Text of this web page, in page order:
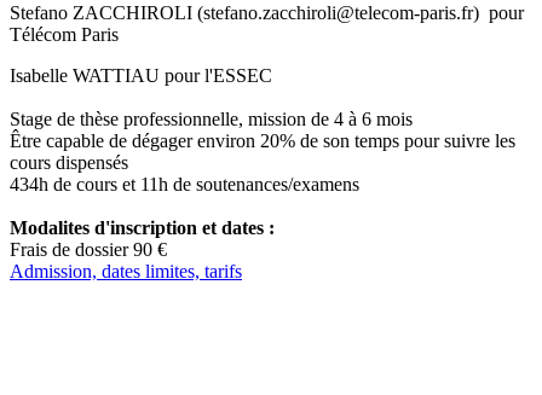
Stefano ZACCHIROLI (stefano.zacchiroli@telecom-paris.fr) pour
Télécom Paris
Isabelle WATTIAU pour l'ESSEC
Stage de thèse professionnelle, mission de 4 à 6 mois
Être capable de dégager environ 20% de son temps pour suivre les
cours dispensés
434h de cours et 11h de soutenances/examens
Modalites d'inscription et dates :
Frais de dossier 90 €
Admission, dates limites, tarifs